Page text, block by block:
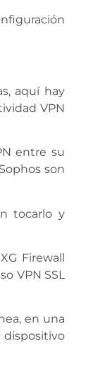
aquí hay
VPN
entre su
son
tocarlo y
Firewall
VPN SSL
en una
dispositivo